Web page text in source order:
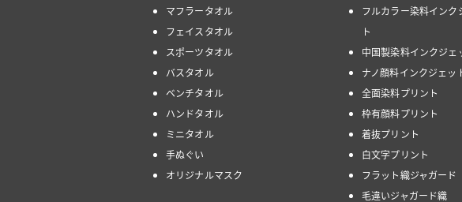
マフラータオル
フェイスタオル
スポーツタオル
バスタオル
ベンチタオル
ハンドタオル
ミニタオル
手ぬぐい
オリジナルマスク
フルカラー染料インク
ト
中国製染料インクジェ
ナノ顔料インクジェッ
全面染料プリント
枠有顔料プリント
着抜プリント
白文字プリント
フラット織ジャガード
毛違いジャガード織